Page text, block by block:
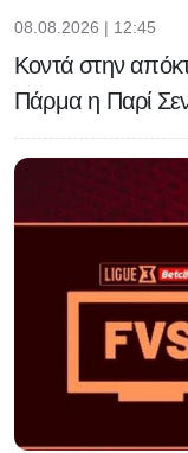
08.08.2026 | 12:45
Κοντά στην
Πάρμα η Παρί